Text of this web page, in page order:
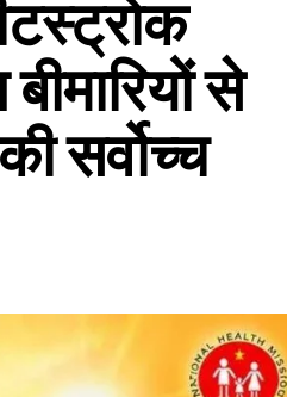
से
सर्वोच्च